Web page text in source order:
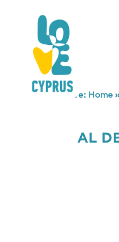
You are here: Home
AL